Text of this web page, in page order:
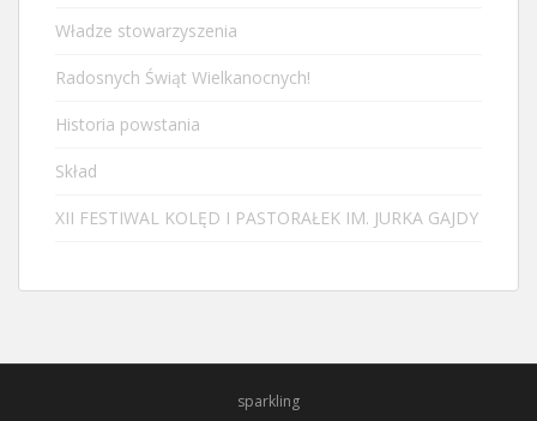
Władze stowarzyszenia
Radosnych Świąt Wielkanocnych!
Historia powstania
Skład
XII FESTIWAL KOLĘD I PASTORAŁEK IM. JURKA GAJDY
sparkling